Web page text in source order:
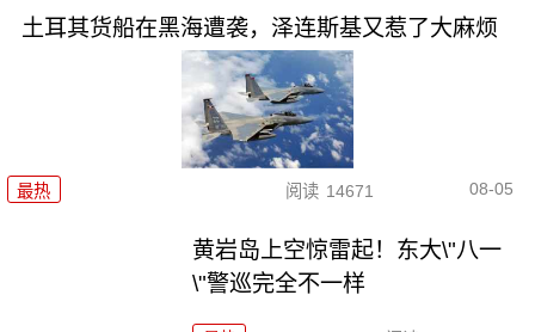
土耳其货船在黑海遭袭，泽连斯基又惹了大麻烦
最热 阅读 14671 08-05
黄岩岛上空惊雷起！东大\"八一
\"警巡完全不一样